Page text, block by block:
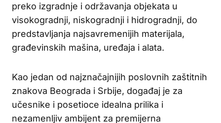
preko izgradnje i održavanja objekata u
visokogradnji, niskogradnji i hidrogradnji, do
predstavljanja najsavremenijih materijala,
građevinskih mašina, uređaja i alata.
Kao jedan od najznačajnijih poslovnih zaštitnih
znakova Beograda i Srbije, događaj je za
učesnike i posetioce idealna prilika i
nezamenljiv ambijent za premijerna